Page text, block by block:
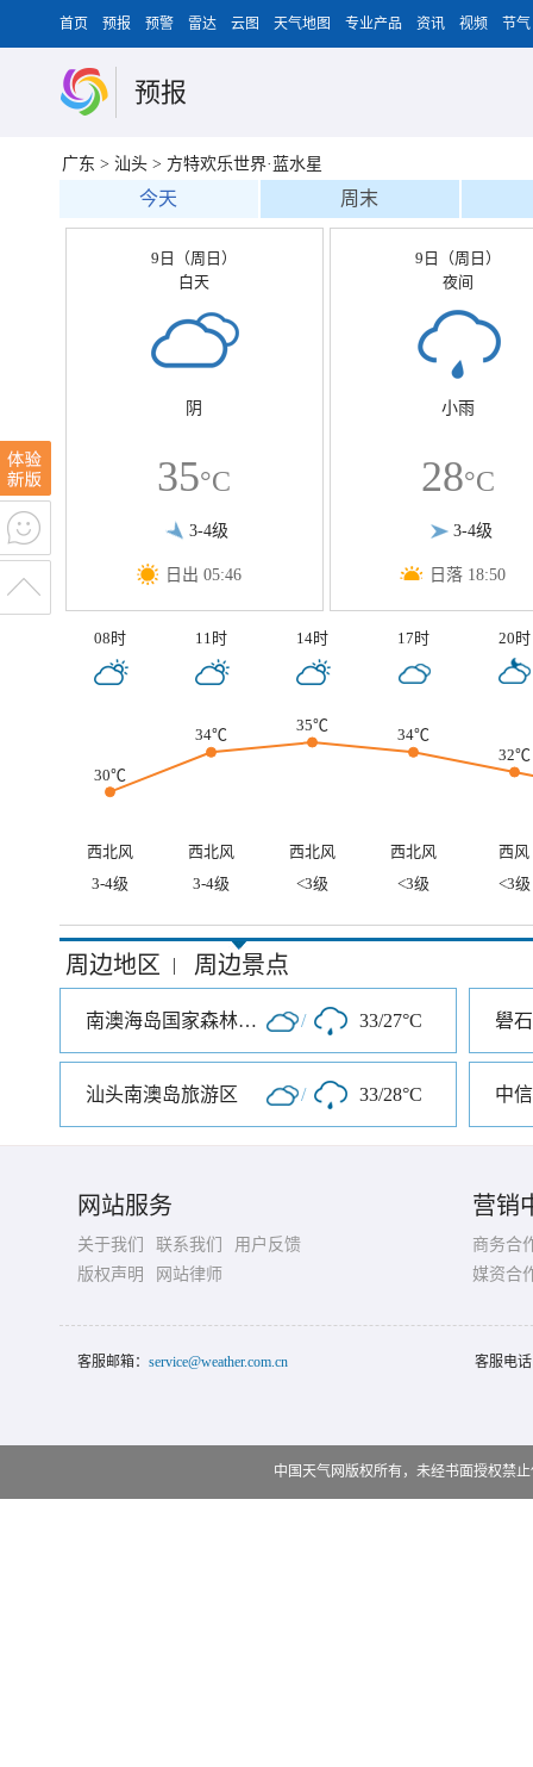
首页 预报 预警 雷达 云图 天气地图 专业产品 资讯 视频 节气
预报
广东 > 汕头 > 方特欢乐世界·蓝水星
今天 周末
9日（周日）
白天
阴
35°C
3-4级
日出 05:46
9日（周日）
夜间
小雨
28°C
3-4级
日落 18:50
08时 11时 14时 17时 20时
30℃
34℃
35℃
34℃
32℃
西北风 西北风 西北风 西北风
西风
3-4级
3-4级 <3级 <3级 <3级
周边地区 | 周边景点
南澳海岛国家森林公园 / 33/27°C 礐
汕头南澳岛旅游区 / 33/28°C
网站服务
关于我们 联系我们
用户反馈
版权声明
网站律师
营销
商务合
媒资合
客服邮箱： service@weather.com.cn 客服电
中国天气网版权所有，未经书面授权